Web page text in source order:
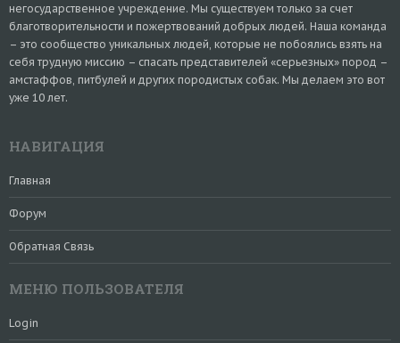
негосударственное учреждение. Мы существуем только за счет
благотворительности и пожертвований добрых людей. Наша команда
– это сообщество уникальных людей, которые не побоялись взять на
себя трудную миссию – спасать представителей «серьезных» пород –
амстаффов, питбулей и других породистых собак. Мы делаем это вот
уже 10 лет.
НАВИГАЦИЯ
Главная
Форум
Обратная Связь
МЕНЮ ПОЛЬЗОВАТЕЛЯ
Login